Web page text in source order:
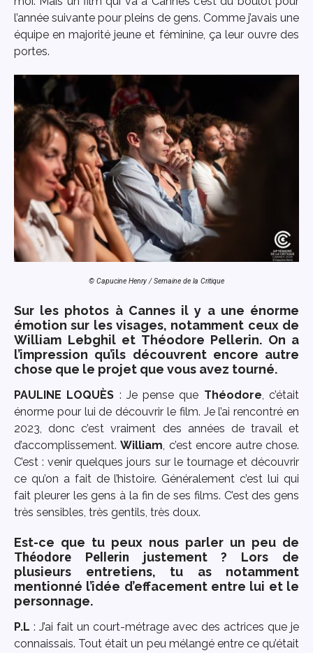
l’année suivante pour pleins de gens. Comme j’avais une
équipe en majorité jeune et féminine, ça leur ouvre des
portes.
© Capucine Henry / Semaine de la Critique
Sur les photos à Cannes il y a une énorme
émotion sur les visages, notamment ceux de
William Lebghil et Théodore Pellerin. On a
l’impression qu’ils découvrent encore autre
chose que le projet que vous avez tourné.
PAULINE LOQUÈS : Je pense que Théodore , c’était
énorme pour lui de découvrir le film. Je l’ai rencontré en
2023, donc c’est vraiment des années de travail et
d’accomplissement.William , c’est encore autre chose.
C’est : venir quelques jours sur le tournage et découvrir
ce qu’on a fait de l’histoire. Généralement c’est lui qui
fait pleurer les gens à la fin de ses films. C’est des gens
très sensibles, très gentils, très doux.
Est-ce que tu peux nous parler un peu de
Théodore Pellerin justement ? Lors de
plusieurs entretiens, tu as notamment
mentionné l’idée d’effacement entre lui et le
personnage.
P.L : J’ai fait un court-métrage avec des actrices que je
connaissais. Tout était un peu mélangé entre ce qu’était